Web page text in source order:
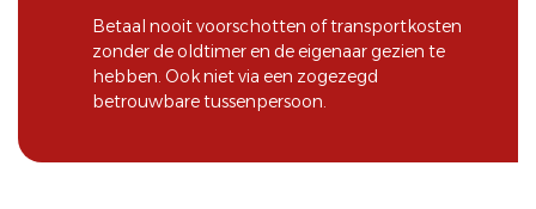
Betaal nooit voorschotten of transportkosten
zonder de oldtimer en de eigenaar gezien te
hebben. Ook niet via een zogezegd
betrouwbare tussenpersoon.